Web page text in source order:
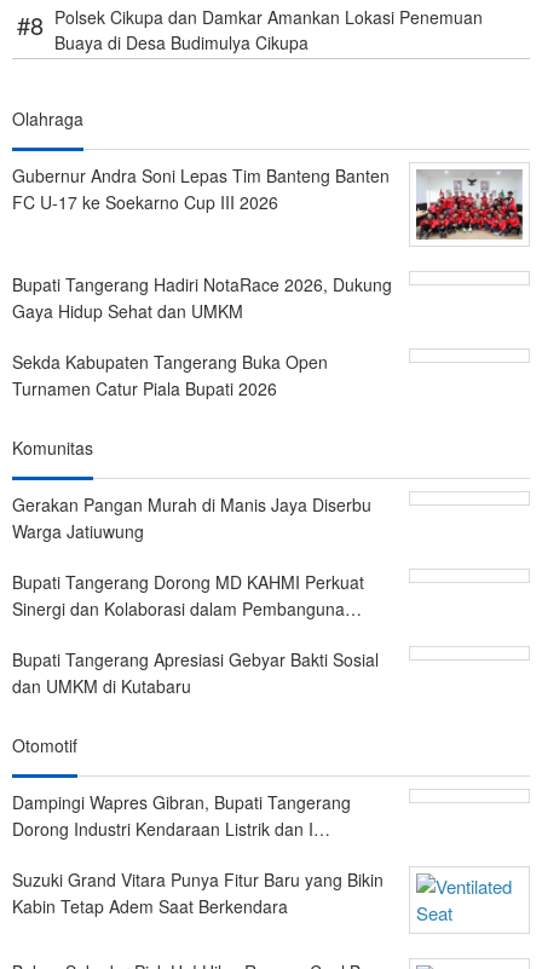
Polsek Cikupa dan Damkar Amankan Lokasi Penemuan
Buaya di Desa Budimulya Cikupa
Olahraga
Gubernur Andra Soni Lepas Tim Banteng Banten
FC U-17 ke Soekarno Cup III 2026
Bupati Tangerang Hadiri NotaRace 2026, Dukung
Gaya Hidup Sehat dan UMKM
Sekda Kabupaten Tangerang Buka Open
Turnamen Catur Piala Bupati 2026
Komunitas
Gerakan Pangan Murah di Manis Jaya Diserbu
Warga Jatiuwung
Bupati Tangerang Dorong MD KAHMI Perkuat
Sinergi dan Kolaborasi dalam Pembanguna…
Bupati Tangerang Apresiasi Gebyar Bakti Sosial
dan UMKM di Kutabaru
Otomotif
Dampingi Wapres Gibran, Bupati Tangerang
Dorong Industri Kendaraan Listrik dan I…
Suzuki Grand Vitara Punya Fitur Baru yang Bikin
Kabin Tetap Adem Saat Berkendara